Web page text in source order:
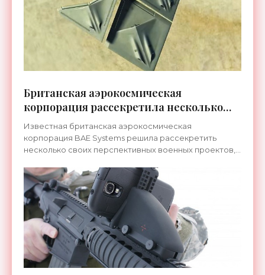
Британская аэрокосмическая
корпорация рассекретила несколько
своих проектов - «Технологии»
Известная британская аэрокосмическая
корпорация BAE Systems решила рассекретить
несколько своих перспективных военных проектов,
что, в фантастических